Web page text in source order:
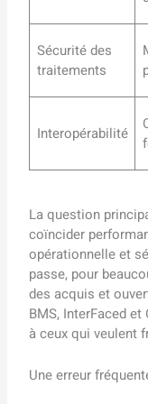
Sécurité des
traitements
Interopérabilité
La question
coïncider
opérationnelle et
passe, pour
des acquis et
BMS, InterFaced
à ceux qui veulent
Une erreur